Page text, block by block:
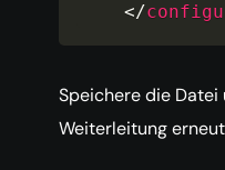
</
Speichere die
Weiterleitung